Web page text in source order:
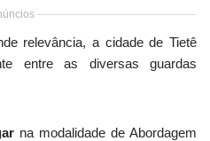
relevância, a cidade de Tietê
entre as diversas guardas
na modalidade de Abordagem